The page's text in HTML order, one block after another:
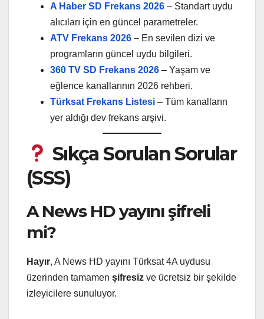
A Haber SD Frekans 2026 – Standart uydu
alıcıları için en güncel parametreler.
ATV Frekans 2026 – En sevilen dizi ve
programların güncel uydu bilgileri.
360 TV SD Frekans 2026 – Yaşam ve
eğlence kanallarının 2026 rehberi.
Türksat Frekans Listesi – Tüm kanalların
yer aldığı dev frekans arşivi.
Sıkça Sorulan Sorular
(SSS)
A News HD yayını şifreli
mi?
Hayır, A News HD yayını Türksat 4A uydusu
üzerinden tamamen şifresiz ve ücretsiz bir şekilde
izleyicilere sunuluyor.